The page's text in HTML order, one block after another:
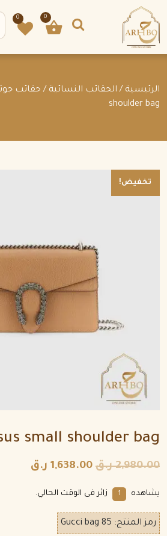
0
0
الرئيسية / الحقائب النسائية / حقائب
shoulder bag
تخفيض!
small shoulder bag
2,980.00 ر.ق 1,638.00 ر.ق
يشاهده 4 زائر فى الوقت الحالي.
رمز المنتج: Gucci bag 85